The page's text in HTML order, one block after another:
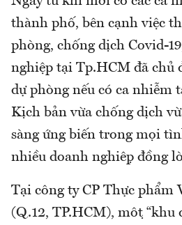
thành phố, bên cạnh việc
phòng, chống dịch Covid-
nghiệp tại Tp.HCM đã chủ
dự phòng nếu có ca nhiễm
Kịch bản vừa chống dịch
sàng ứng biến trong mọi
nhiều doanh nghiệp đồng
Tại công ty CP Thực
(Q.12, TP.HCM), một “khu